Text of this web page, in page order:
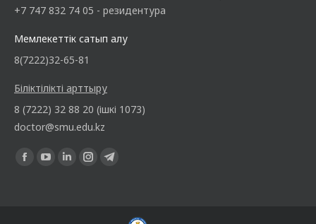
+7 747 832 74 05 - резидентура
Мемлекеттік сатып алу
8(7222)32-65-81
Біліктілікті арттыру
8 (7222) 32 88 20 (ішкі 1073)
doctor@smu.edu.kz
Find us on: